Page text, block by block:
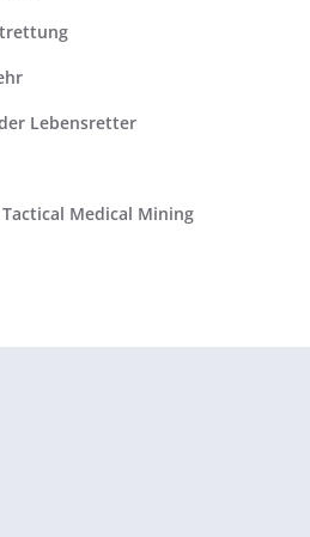
Lebensretter
Medical Mining